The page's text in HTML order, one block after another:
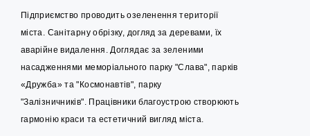
Підприємство проводить озеленення території
міста. Санітарну обрізку, догляд за деревами, їх
аварійне видалення. Доглядає за зеленими
насадженнями меморіального парку "Слава", парків
«Дружба» та "Космонавтів", парку
"Залізничників". Працівники благоустрою створюють
гармонію краси та естетичний вигляд міста.